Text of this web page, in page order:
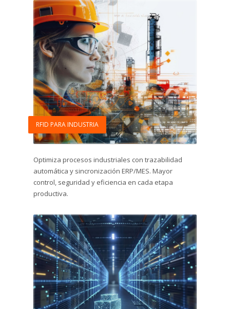
RFID PARA INDUSTRIA
Optimiza procesos industriales con trazabilidad
automática y sincronización ERP/MES. Mayor
control, seguridad y eficiencia en cada etapa
productiva.